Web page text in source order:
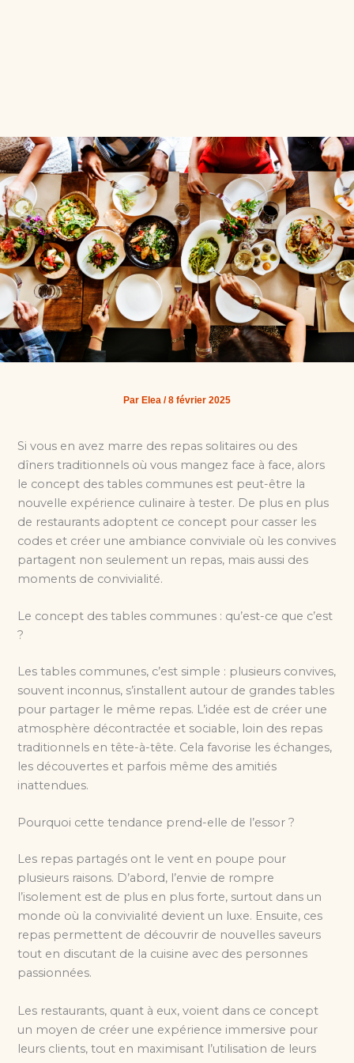
Par Elea /8 février 2025
Si vous en avez marre des repas solitaires ou des
dîners traditionnels où vous mangez face à face, alors
le concept des tables communes est peut-être la
nouvelle expérience culinaire à tester. De plus en plus
de restaurants adoptent ce concept pour casser les
codes et créer une ambiance conviviale où les convives
partagent non seulement un repas, mais aussi des
moments de convivialité.
Le concept des tables communes : qu’est-ce que c’est
?
Les tables communes, c’est simple : plusieurs convives,
souvent inconnus, s’installent autour de grandes tables
pour partager le même repas. L’idée est de créer une
atmosphère décontractée et sociable, loin des repas
traditionnels en tête-à-tête. Cela favorise les échanges,
les découvertes et parfois même des amitiés
inattendues.
Pourquoi cette tendance prend-elle de l’essor ?
Les repas partagés ont le vent en poupe pour
plusieurs raisons. D’abord, l’envie de rompre
l’isolement est de plus en plus forte, surtout dans un
monde où la convivialité devient un luxe. Ensuite, ces
repas permettent de découvrir de nouvelles saveurs
tout en discutant de la cuisine avec des personnes
passionnées.
Les restaurants, quant à eux, voient dans ce concept
un moyen de créer une expérience immersive pour
leurs clients, tout en maximisant l’utilisation de leurs